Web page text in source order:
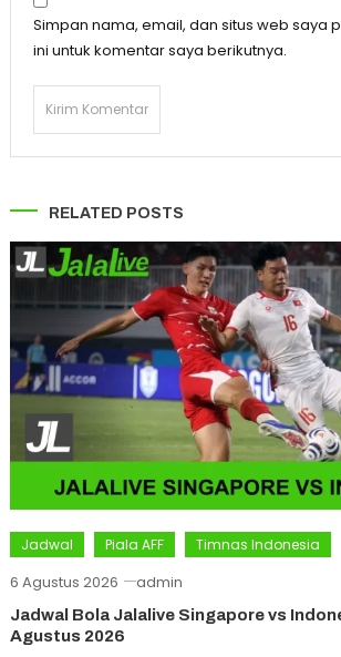
Simpan nama, email, dan situs web saya
ini untuk komentar saya berikutnya.
RELATED POSTS
Jadwal Piala AFF Timnas Indonesia
6 Agustus 2026 admin
Jadwal Bola Jalalive Singapore vs
Agustus 2026